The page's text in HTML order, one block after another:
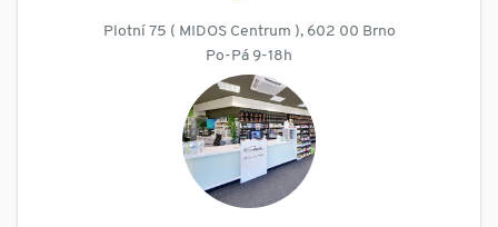
Plotní 75 ( MIDOS Centrum ), 602 00 Brno
Po-Pá 9-18h